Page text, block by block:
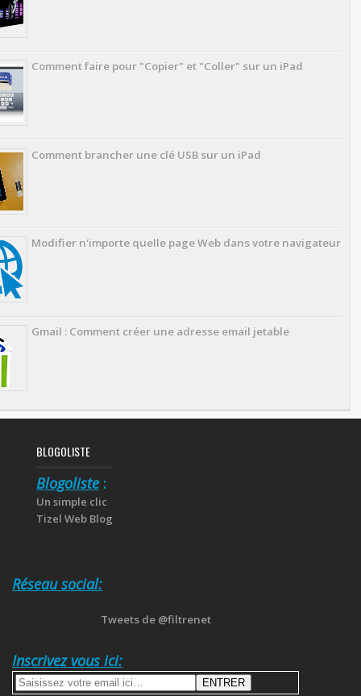
Comment faire pour "Copier" et "Coller" sur un iPad
Comment brancher une clé USB sur un iPad
Modifier n'importe quelle page Web dans votre navigateur
Gmail : Comment créer une adresse email jetable
BLOGOLISTE
Blogoliste :
Un simple clic
Tizel Web Blog
Réseau social:
Tweets de @filtrenet
Inscrivez vous ici: